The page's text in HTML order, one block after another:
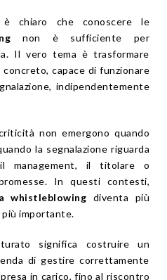
chiaro che conoscere le
non è sufficiente per
Il vero tema è trasformare
capace di funzionare
indipendentemente
non emergono quando
la segnalazione riguarda
management, il titolare o
In questi contesti,
whistleblowing diventa più
importante.
significa costruire un
di gestire correttamente
in carico, fino al riscontro